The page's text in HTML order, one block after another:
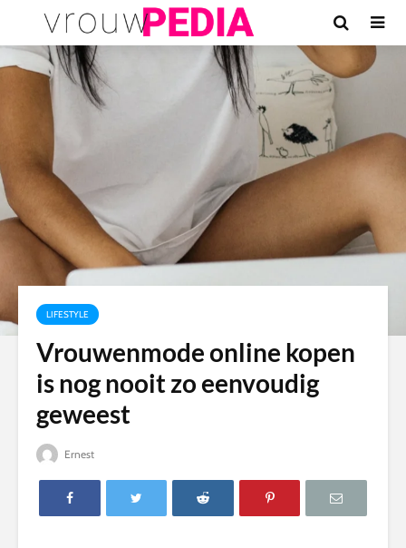
LIFESTYLE
Vrouwenmode online kopen
is nog nooit zo eenvoudig
geweest
Ernest